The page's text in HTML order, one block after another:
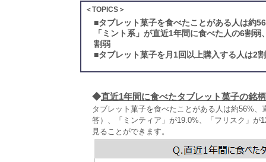
＜TOPICS＞
■タブレット菓子を食べたことがある人は約
「ミント系」が直近1年間に食べた人の6割
割弱
■タブレット菓子を月1回以上購入する人は2
◆直近1年間に食べたタブレット菓子の銘柄
タブレット菓子を食べたことがある人は約56%
答）、「ミンティア」が19.0%、「フリスク」
見ることができます。